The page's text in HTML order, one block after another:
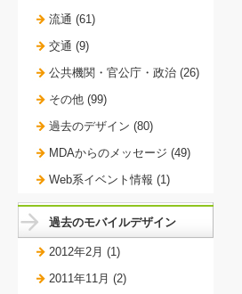
流通 (61)
交通 (9)
公共機関・官公庁・政治 (26)
その他 (99)
過去のデザイン (80)
MDAからのメッセージ (49)
Web系イベント情報 (1)
過去のモバイルデザイン
2012年2月 (1)
2011年11月 (2)